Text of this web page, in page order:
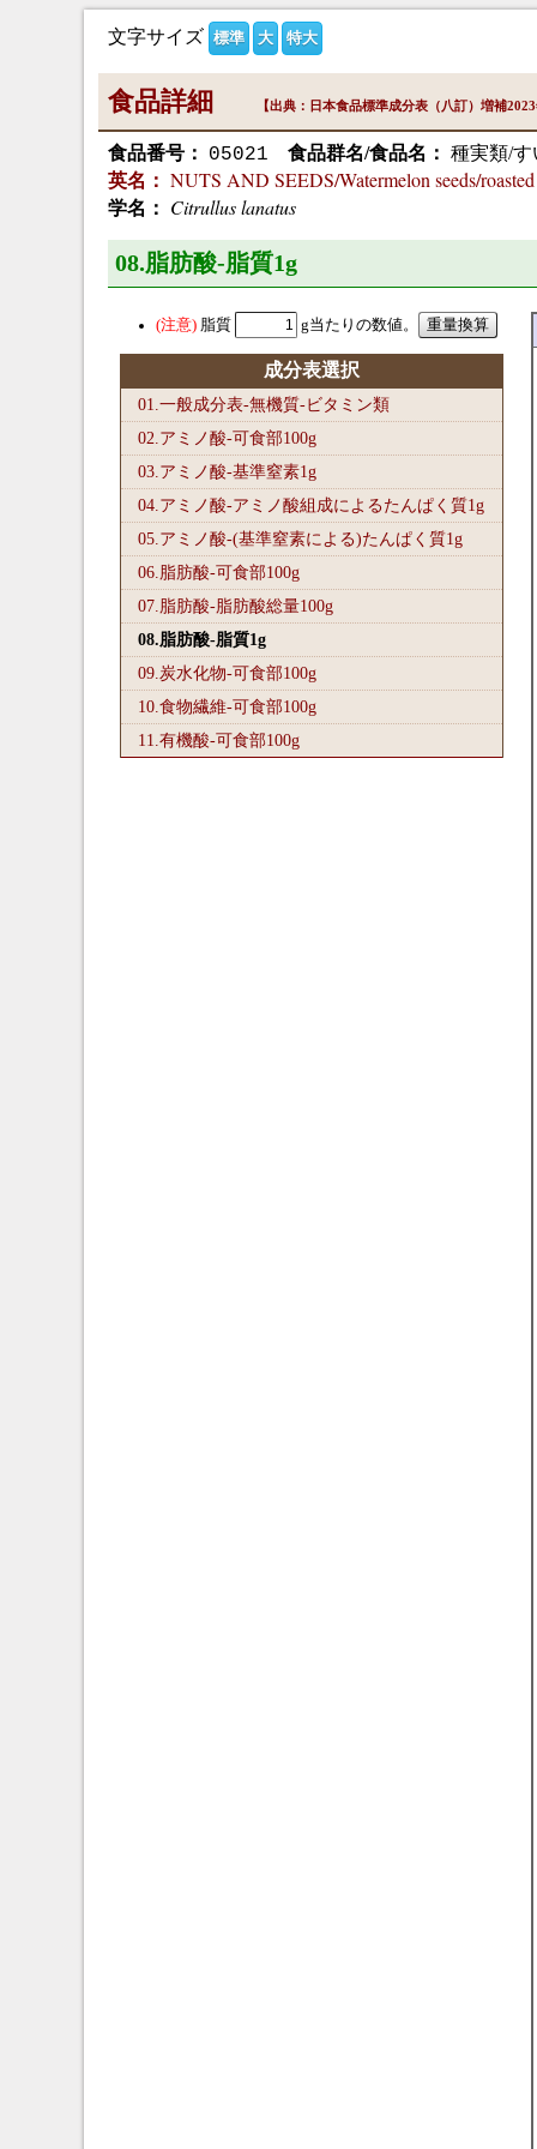
文字サイズ 標準 大 特大
食品詳細 【出典：日本食品標準成分表（八訂）増補
食品番号： 05021 食品群名/食品名： 種実類/
英名： NUTS AND SEEDS/Watermelon seeds/roasted
学名： Citrullus lanatus
08.脂肪酸-脂質1g
脂質 g当たりの数値。
成分表選択
01.一般成分表-無機質-ビタミン類
02.アミノ酸-可食部100g
03.アミノ酸-基準窒素1g
04.アミノ酸-アミノ酸組成によるたんぱく質1g
05.アミノ酸-(基準窒素による)たんぱく質1g
06.脂肪酸-可食部100g
07.脂肪酸-脂肪酸総量100g
08.脂肪酸-脂質1g
09.炭水化物-可食部100g
10.食物繊維-可食部100g
11.有機酸-可食部100g